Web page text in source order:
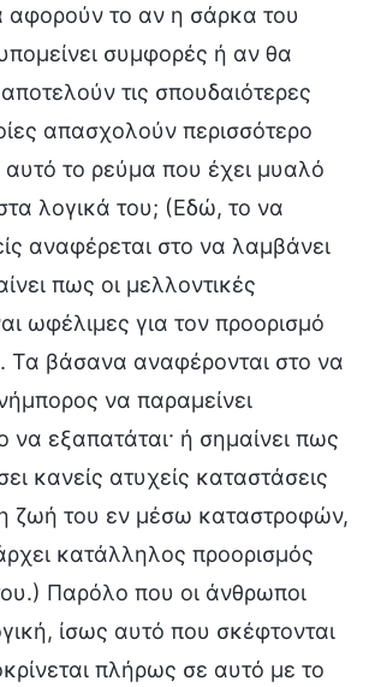
αφορούν το αν η σάρκα του
συμφορές ή αν θα
τις σπουδαιότερες
απασχολούν περισσότερο
το ρεύμα που έχει μυαλό
λογικά του; (Εδώ, το να
αναφέρεται στο να λαμβάνει
πως οι μελλοντικές
ωφέλιμες για τον προορισμό
Τα βάσανα αναφέρονται στο να
να παραμείνει
να εξαπατάται· ή σημαίνει πως
κανείς ατυχείς καταστάσεις
ζωή του εν μέσω καταστροφών,
κατάλληλος προορισμός
Παρόλο που οι άνθρωποι
ίσως αυτό που σκέφτονται
πλήρως σε αυτό με το